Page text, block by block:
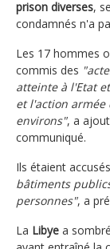
prison diverses,
condamnés n'a
Les 17 hommes
commis des
atteinte à l'Etat
et l'action armée
environs", a
communiqué.
Ils étaient
bâtiments
personnes", a
La Libye a